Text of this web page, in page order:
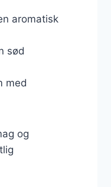
aromatisk
sød
med
og